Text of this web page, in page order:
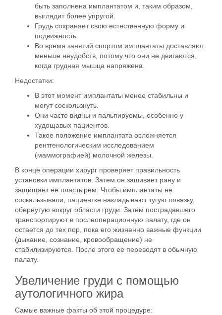
быть заполнена имплантатом и, таким образом,
выглядит более упругой.
Грудь сохраняет свою естественную форму и
подвижность.
Во время занятий спортом имплантаты доставляют
меньше неудобств, потому что они не двигаются,
когда грудная мышца напряжена.
Недостатки:
В этот момент имплантаты менее стабильны и
могут соскользнуть.
Они часто видны и пальпируемы, особенно у
худощавых пациентов.
Такое положение имплантата осложняется
рентгенологическим исследованием
(маммографией) молочной железы.
В конце операции хирург проверяет правильность
установки имплантатов. Затем он зашивает рану и
защищает ее пластырем . Чтобы имплантаты не
соскальзывали, пациентке накладывают тугую повязку,
обернутую вокруг области груди . Затем пострадавшего
транспортируют в послеоперационную палату, где он
остается до тех пор, пока его жизненно важные функции
(дыхание, сознание, кровообращение) не
стабилизируются. После этого ее переводят в обычную
палату.
Увеличение груди с помощью
аутологичного жира
Самые важные факты об этой процедуре: